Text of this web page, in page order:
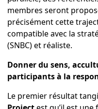
membres seront
précisément cette
compatible avec la
(SNBC) et réaliste.
Donner du sens,
participants à la
Le premier résultat